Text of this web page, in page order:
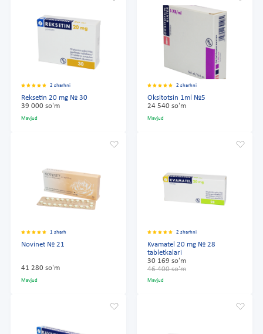
2 sharhni
Reksetin 20 mg № 30
39 000 so'm
Mavjud
2 sharhni
Oksitotsin 1ml №5
24 540 so'm
Mavjud
1 sharh
Novinet № 21
41 280 so'm
Mavjud
2 sharhni
Kvamatel 20 mg № 28
tabletkalari
30 169 so'm
46 400 so'm
Mavjud